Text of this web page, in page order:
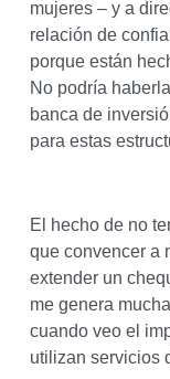
mujeres – y a
relación de
porque están
No podría
banca de
para estas
El hecho de no
que convencer a
extender un
me genera
cuando veo el
utilizan servicios